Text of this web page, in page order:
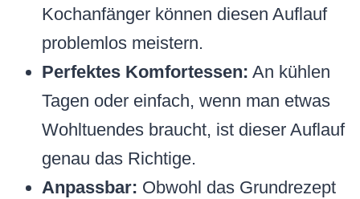
Kochanfänger können diesen Auflauf
problemlos meistern.
Perfektes Komfortessen: An kühlen
Tagen oder einfach, wenn man etwas
Wohltuendes braucht, ist dieser Auflauf
genau das Richtige.
Anpassbar: Obwohl das Grundrezept